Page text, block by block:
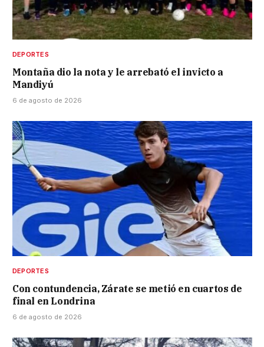
DEPORTES
Montaña dio la nota y le arrebató el invicto a
Mandiyú
6 de agosto de 2026
DEPORTES
Con contundencia, Zárate se metió en cuartos de
final en Londrina
6 de agosto de 2026